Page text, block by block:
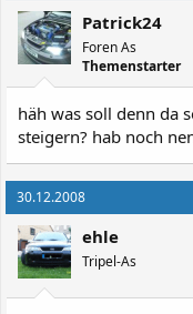
Patrick24
Foren As
Themenstarter
häh was soll denn da
steigern? hab noch
30.12.2008
ehle
Tripel-As